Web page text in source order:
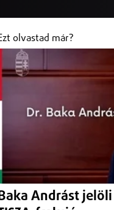
+36 (20)
a
hangsúlyozta
olvastad már?
Andrást